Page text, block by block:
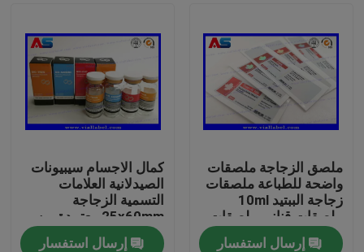
ملصق الزجاجة ملصقات
واضحة للطباعة ملصقات
زجاجة الببتيد 10ml
ملصقات قناني ملصقات
زجاجة صغيرة
إرسال استفسار
كمال الاجسام سيبيونات
الصيدلانية العلامات
التسمية الزجاجة
25x60mm معتمدة من
قبل ISO لعلب 10ml
إرسال استفسار